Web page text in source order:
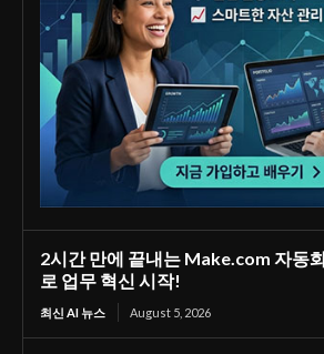
2시간 만에 끝내는 Make.com 자동
로 업무 혁신 시작!
최신 AI 뉴스 August 5, 2026